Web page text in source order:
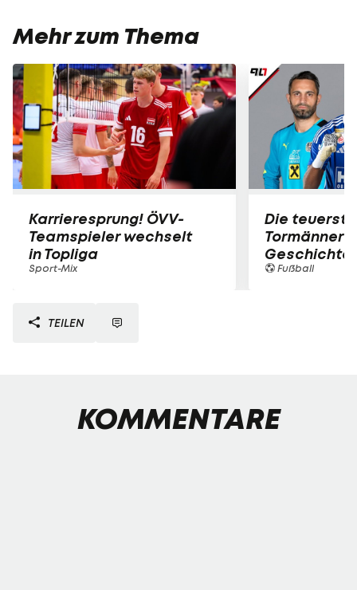
Mehr zum Thema
Karrieresprung! ÖVV-
Teamspieler wechselt
in Topliga
Sport-Mix
Die
Tormänner
Geschichte
Fußball
TEILEN
KOMMENTARE